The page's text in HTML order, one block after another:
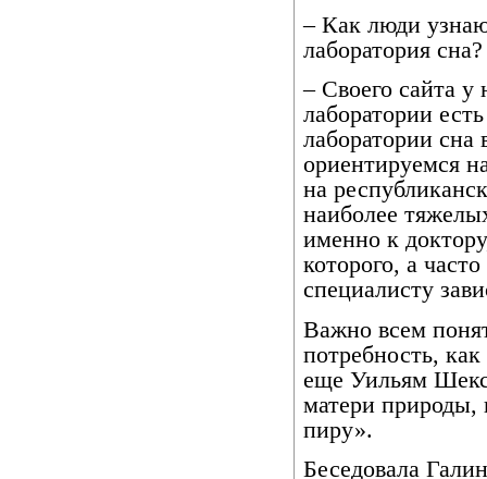
– Как люди
лаборатория сна?
– Своего сайта
лаборатории
лаборатории
ориентируемся
на
наиболее
именно к
которого, а
специалисту
Важно всем
потребность,
еще Уильям
матери природы,
пиру».
Беседовала